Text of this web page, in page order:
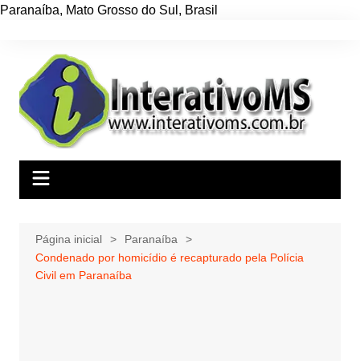
Paranaíba, Mato Grosso do Sul , Brasil
conteúdo
Página inicial
Paranaíba
Condenado por homicídio é recapturado pela Polícia
Civil em Paranaíba